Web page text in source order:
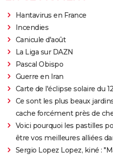
Hantavirus en France
Incendies
Canicule d'août
La Liga sur DAZN
Pascal Obispo
Guerre en Iran
Carte de l'éclipse solaire du
Ce sont les plus beaux
cache forcément près de
Voici pourquoi les pastilles
être vos meilleures alliées
Sergio Lopez Lopez, kiné :